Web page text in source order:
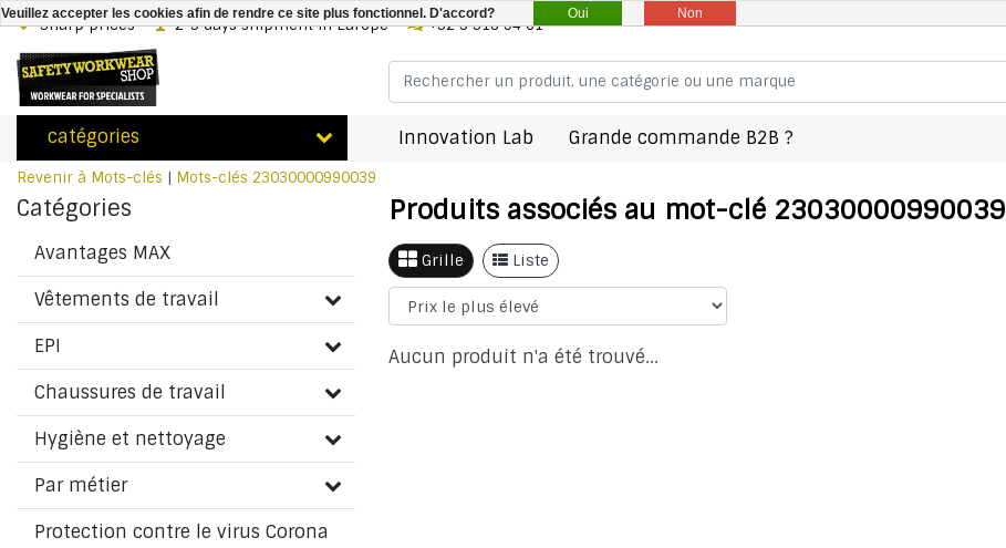
Sharp prices 2-3 days shipment in Europe +32 3 318 94 61
catégories Innovation Lab Grande commande B2B ?
Revenir à Mots-clés | Mots-clés 23030000990039
Catégories
Avantages MAX
Vêtements de travail
EPI
Chaussures de travail
Hygiène et nettoyage
Par métier
Protection contre le virus Corona
Produits associés au mot-clé 23030000990039
Grille Liste
Aucun produit n'a été trouvé...
Veuillez accepter les cookies afin de rendre ce site plus fonctionnel. D'accord? Oui Non